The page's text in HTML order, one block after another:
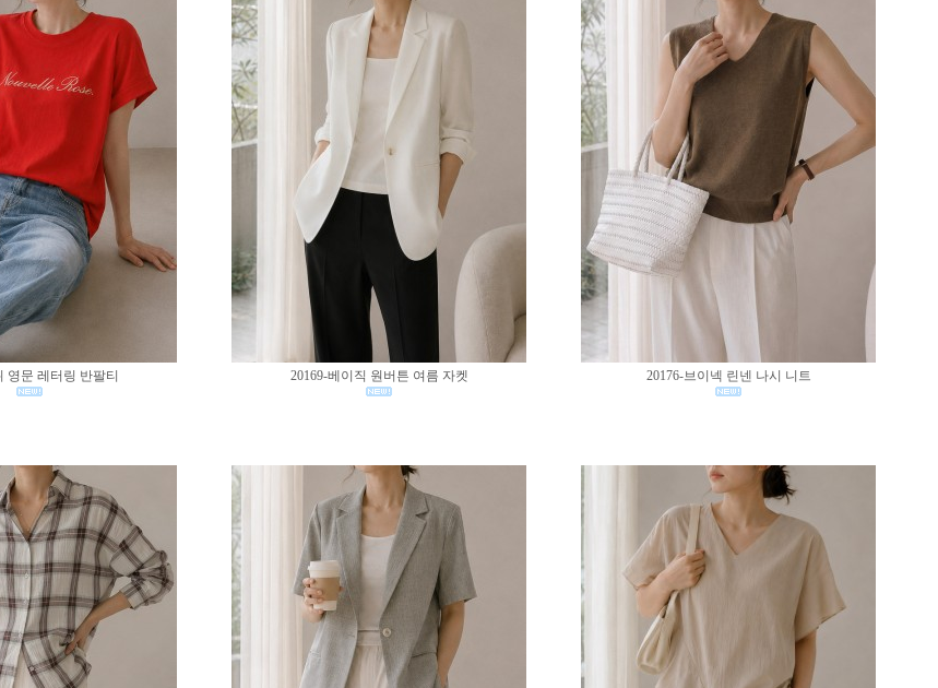
영문 레터링 반팔티 20169-베이직 원버튼 여름 자켓 20176-브이넥 린넨 나시 니트